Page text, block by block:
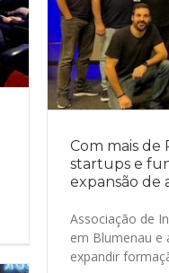
Com mais de
startups e
expansão de
Associação de
em Blumenau e
expandir